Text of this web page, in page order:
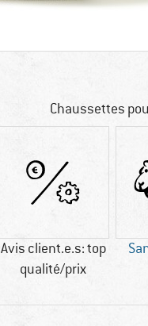
Chaussettes
Avis client.e.s: top
qualité/prix